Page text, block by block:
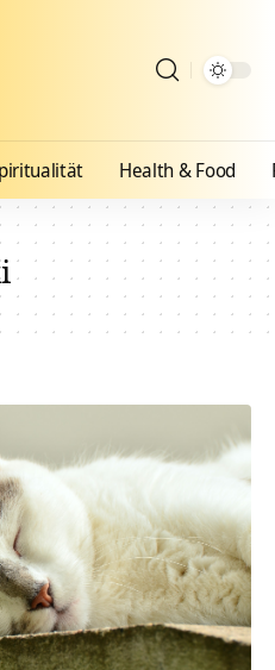
Health & Food